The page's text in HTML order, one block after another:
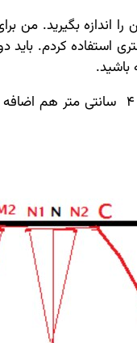
اندازه بگیرید. من
از پارچه 75 سانتی متری
پارچه را از عرض روی هم تا کنید و